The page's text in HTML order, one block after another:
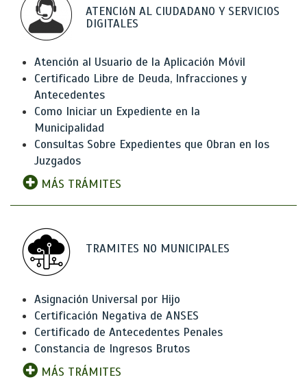
ATENCIóN AL CIUDADANO Y SERVICIOS
DIGITALES
Atención al Usuario de la Aplicación Móvil
Certificado Libre de Deuda, Infracciones y
Antecedentes
Como Iniciar un Expediente en la
Municipalidad
Consultas Sobre Expedientes que Obran en los
Juzgados
MÁS TRÁMITES
TRAMITES NO MUNICIPALES
Asignación Universal por Hijo
Certificación Negativa de ANSES
Certificado de Antecedentes Penales
Constancia de Ingresos Brutos
MÁS TRÁMITES